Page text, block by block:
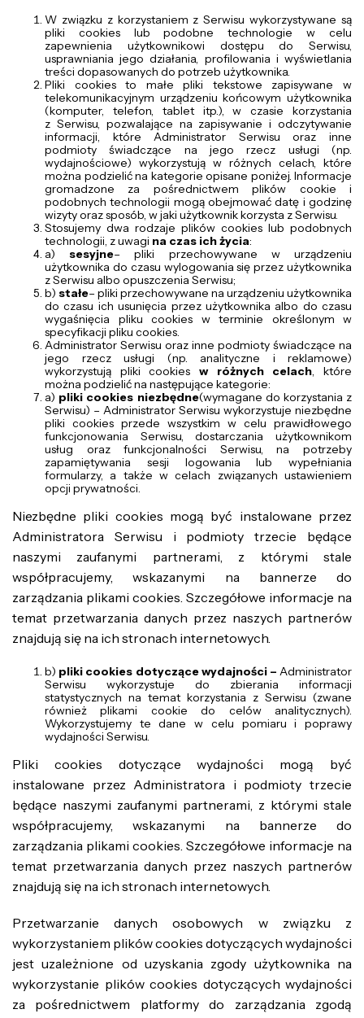
W związku z korzystaniem z Serwisu wykorzystywane są
pliki cookies lub podobne technologie w celu
zapewnienia użytkownikowi dostępu do Serwisu,
usprawniania jego działania, profilowania i wyświetlania
treści dopasowanych do potrzeb użytkownika.
Pliki cookies to małe pliki tekstowe zapisywane w
telekomunikacyjnym urządzeniu końcowym użytkownika
(komputer, telefon, tablet itp.), w czasie korzystania
z Serwisu, pozwalające na zapisywanie i odczytywanie
informacji, które Administrator Serwisu oraz inne
podmioty świadczące na jego rzecz usługi (np.
wydajnościowe) wykorzystują w różnych celach, które
można podzielić na kategorie opisane poniżej. Informacje
gromadzone za pośrednictwem plików cookie i
podobnych technologii mogą obejmować datę i godzinę
wizyty oraz sposób, w jaki użytkownik korzysta z Serwisu.
Stosujemy dwa rodzaje plików cookies lub podobnych
technologii, z uwagi na czas ich życia:
a)sesyjne– pliki przechowywane w urządzeniu
użytkownika do czasu wylogowania się przez użytkownika
z Serwisu albo opuszczenia Serwisu;
b) stałe– pliki przechowywane na urządzeniu użytkownika
do czasu ich usunięcia przez użytkownika albo do czasu
wygaśnięcia pliku cookies w terminie określonym w
specyfikacji pliku cookies.
Administrator Serwisu oraz inne podmioty świadczące na
jego rzecz usługi (np. analityczne i reklamowe)
wykorzystują pliki cookies w różnych celach, które
można podzielić na następujące kategorie:
a) pliki cookies niezbędne(wymagane do korzystania z
Serwisu) – Administrator Serwisu wykorzystuje niezbędne
pliki cookies przede wszystkim w celu prawidłowego
funkcjonowania Serwisu, dostarczania użytkownikom
usług oraz funkcjonalności Serwisu, na potrzeby
zapamiętywania sesji logowania lub wypełniania
formularzy, a także w celach związanych ustawieniem
opcji prywatności.
Niezbędne pliki cookies mogą być instalowane przez
Administratora Serwisu i podmioty trzecie będące
naszymi zaufanymi partnerami, z którymi stale
współpracujemy, wskazanymi na bannerze do
zarządzania plikami cookies. Szczegółowe informacje na
temat przetwarzania danych przez naszych partnerów
znajdują się na ich stronach internetowych.
b) pliki cookies dotyczące wydajności –Administrator
Serwisu wykorzystuje do zbierania informacji
statystycznych na temat korzystania z Serwisu (zwane
również plikami cookie do celów analitycznych).
Wykorzystujemy te dane w celu pomiaru i poprawy
wydajności Serwisu.
Pliki cookies dotyczące wydajności mogą być
instalowane przez Administratora i podmioty trzecie
będące naszymi zaufanymi partnerami, z którymi stale
współpracujemy, wskazanymi na bannerze do
zarządzania plikami cookies. Szczegółowe informacje na
temat przetwarzania danych przez naszych partnerów
znajdują się na ich stronach internetowych.
Przetwarzanie danych osobowych w związku z
wykorzystaniem plików cookies dotyczących wydajności
jest uzależnione od uzyskania zgody użytkownika na
wykorzystanie plików cookies dotyczących wydajności
za pośrednictwem platformy do zarządzania zgodą